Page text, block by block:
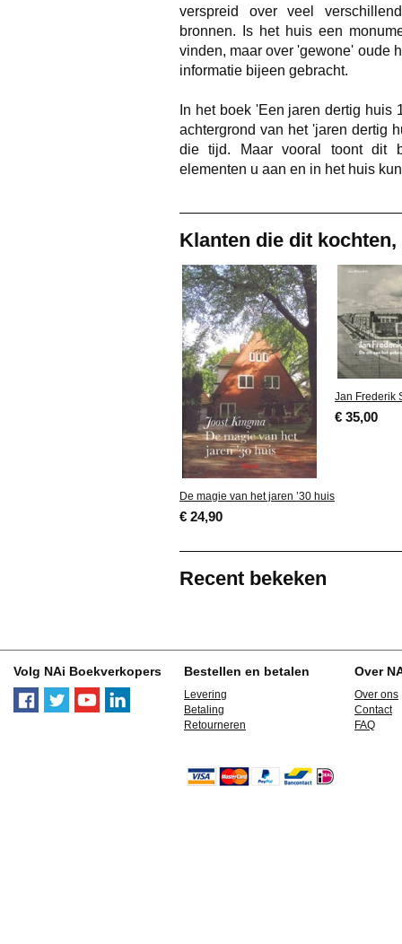
verspreid over veel
bronnen. Is het huis een
vinden, maar over 'gewone' oude
informatie bijeen gebracht.
In het boek 'Een jaren dertig huis
achtergrond van het 'jaren dertig
die tijd. Maar vooral toont dit
elementen u aan en in het huis
Klanten die dit
De magie van het jaren ’30 huis
€ 24,90
Jan Frederik
€ 35,00
Recent bekeken
Volg NAi Boekverkopers Bestellen en betalen
Levering
Betaling
Retourneren
Over
Over ons
Contact
FAQ